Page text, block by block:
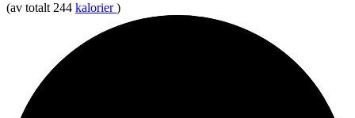
(av totalt 244 kalorier )